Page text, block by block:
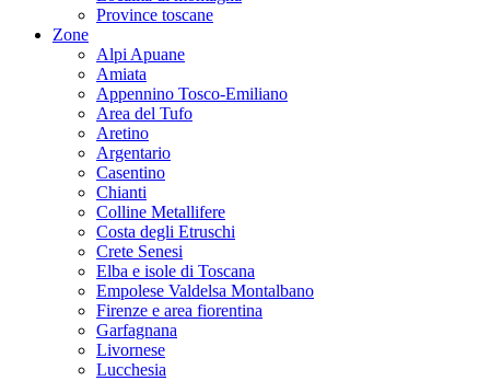
Province toscane
Zone
Alpi Apuane
Amiata
Appennino Tosco-Emiliano
Area del Tufo
Aretino
Argentario
Casentino
Chianti
Colline Metallifere
Costa degli Etruschi
Crete Senesi
Elba e isole di Toscana
Empolese Valdelsa Montalbano
Firenze e area fiorentina
Garfagnana
Livornese
Lucchesia